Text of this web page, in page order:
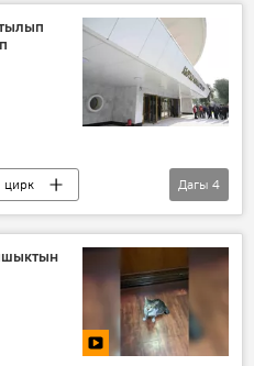
цирк
төө
Дагы 4